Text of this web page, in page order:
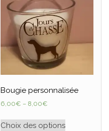
Bougie personnalisée
6,00€ – 8,00€
Choix des options